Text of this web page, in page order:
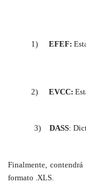
1) EFEF:
2) EVCC:
3) DASS:
Finalmente,
formato .XLS.